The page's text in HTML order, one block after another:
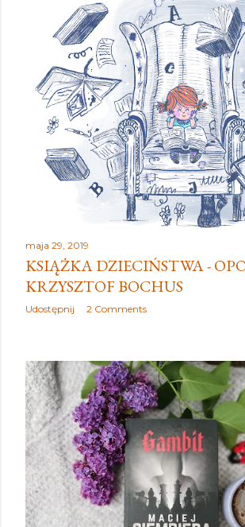
maja 29, 2019
KSIĄŻKA DZIECIŃSTWA -
KRZYSZTOF BOCHUS
Udostępnij 2 Comments